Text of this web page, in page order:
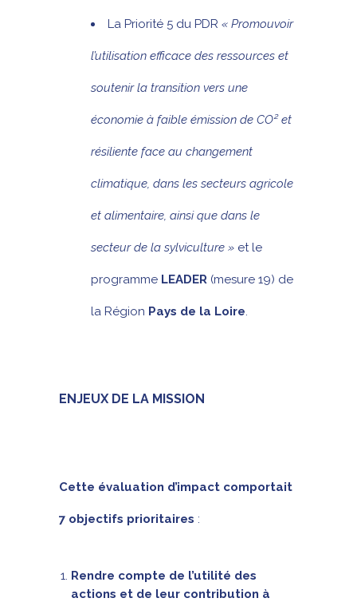
La Priorité 5 du PDR « Promouvoir
l’utilisation efficace des ressources et
soutenir la transition vers une
économie à faible émission de CO² et
résiliente face au changement
climatique, dans les secteurs agricole
et alimentaire, ainsi que dans le
secteur de la sylviculture » et le
programme LEADER (mesure 19) de
la Région Pays de la Loire.
ENJEUX DE LA MISSION
Cette évaluation d’impact comportait
7 objectifs prioritaires :
Rendre compte de l’utilité des
actions et de leur contribution à